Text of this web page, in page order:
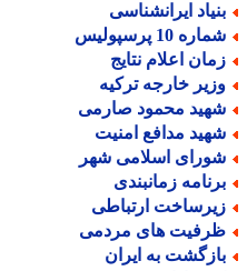
ایرانشناسی
10 پرسپولیس
اعلام نتایج
خارجه ترکیه
محمود صارمی
مدافع امنیت
اسلامی شهر
زمانبندی
ارتباطی
های مردمی
به ایران